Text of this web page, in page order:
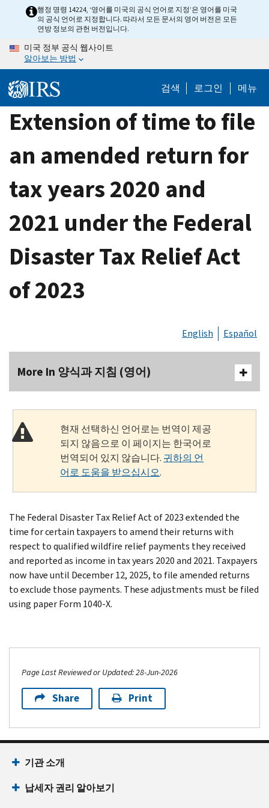
content
행정 명령 14224, ‘영어를 미국의 공식 언어로 지정’은 영어를 미국
의 공식 언어로 지정합니다. 따라서 모든 문서의 영어 버전은 모든
연방 정보의 관헌 버전입니다.
미국 정부 공식 웹사이트
알아보는 방법
검색 로그인 메뉴
Extension of time to file
an amended return for
tax years 2020 and
2021 under the Federal
Disaster Tax Relief Act
of 2023
English Español
More In 양식과 지침 (영어)
현재 선택하신 언어로는 번역이 제공
되지 않음으로 이 페이지는 한국어로
번역되어 있지 않습니다. 귀하의 언
어로 도움을 받으십시오.
The Federal Disaster Tax Relief Act of 2023 extended the
time for certain taxpayers to amend their returns with
respect to qualified wildfire relief payments they received
and reported as income in tax years 2020 and 2021. Taxpayers
now have until December 12, 2025, to file amended returns
to exclude those payments. These adjustments must be filed
using paper Form 1040-X.
Page Last Reviewed or Updated: 28-Jun-2026
Share Print
기관 소개
납세자 권리 알아보기